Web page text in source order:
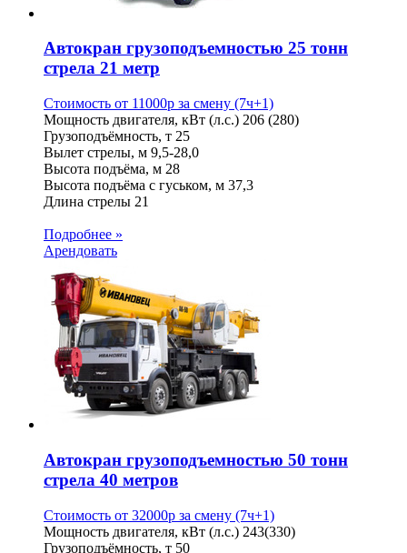
Автокран грузоподъемностью 25 тонн
стрела 21 метр
Стоимость от 11000p за смену (7ч+1)
Мощность двигателя, кВт (л.с.) 206 (280)
Грузоподъёмность, т 25
Вылет стрелы, м 9,5-28,0
Высота подъёма, м 28
Высота подъёма с гуськом, м 37,3
Длина стрелы 21
Подробнее »
Арендовать
Автокран грузоподъемностью 50 тонн
стрела 40 метров
Стоимость от 32000p за смену (7ч+1)
Мощность двигателя, кВт (л.с.) 243(330)
Грузоподъёмность, т 50